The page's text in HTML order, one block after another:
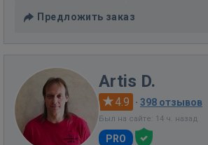
Предложить заказ
Artis D.
4.9 · 398 отзывов
Был на сайте: 14 ч. назад
PRO